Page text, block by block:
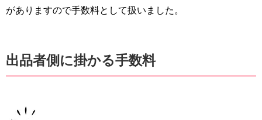
がありますので手数料として扱いました。
出品者側に掛かる手数料